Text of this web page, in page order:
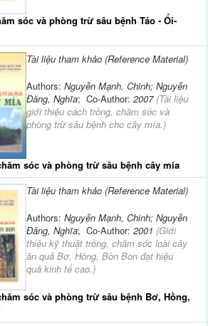
sóc và phòng trừ sâu bệnh Táo - Ổi-
Tài liệu tham khảo (Reference Material)
sóc và phòng trừ sâu bệnh cây mía
Authors: Nguyễn Mạnh, Chinh; Nguyễn
Đăng, Nghĩa; Co-Author: 2007(Tài liệu
giới thiệu cách trồng, chăm sóc và
phòng trừ sâu bệnh cho cây mía.)
Tài liệu tham khảo (Reference Material)
sóc và phòng trừ sâu bệnh Bơ, Hồng,
Authors: Nguyễn Mạnh, Chinh; Nguyễn
Đăng, Nghĩa; Co-Author: 2001 (Giới
thiệu kỹ thuật trồng, chăm sóc loài cây
ăn quả Bơ, Hồng, Bòn Bon đạt hiệu
quả kinh tế cao.)